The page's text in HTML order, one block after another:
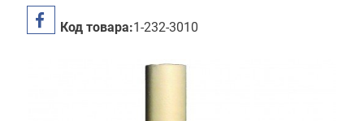
Код товара:1-232-3010